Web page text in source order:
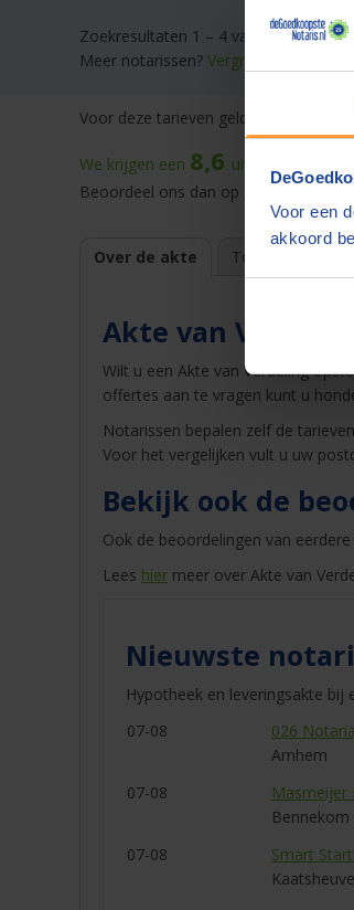
Voor een
akkoord
Zoekresultaten 1 – 4 van 4
Meer notarissen? Vergroot de straal.
Voor deze tarieven gelden
We krijgen een 8,6 uit
Beoordeel ons dan op
Over de akte
Akte van Verdeling
Wilt u een Akte van Verdeling
offertes aan te vragen kunt u
Notarissen bepalen zelf de
Voor het vergelijken vult u uw
Bekijk ook de
Ook de beoordelingen van
Lees hier meer over Akte van
Nieuwste
Hypotheek en leveringsakte bij
07-08
026
Arnhem
07-08
Masmeijer
Bennekom
07-08
Smart
Top 10 tarieven